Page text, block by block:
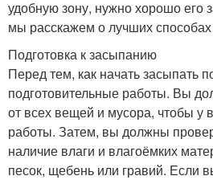
удобную зону, нужно хорошо его
мы расскажем о лучших
Подготовка к засыпанию
Перед тем, как начать засыпать
подготовительные работы. Вы
от всех вещей и мусора, чтобы у
работы. Затем, вы должны
наличие влаги и влагоёмких
песок, щебень или гравий. Если